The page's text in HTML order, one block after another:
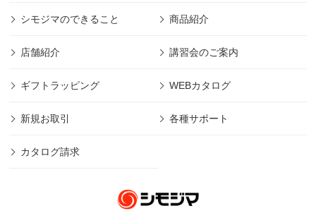
シモジマのできること 商品紹介
店舗紹介 講習会のご案内
ギフトラッピング WEBカタログ
新規お取引 各種サポート
カタログ請求